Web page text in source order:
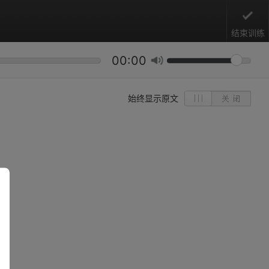
结束训练
00:00
始终显示原文